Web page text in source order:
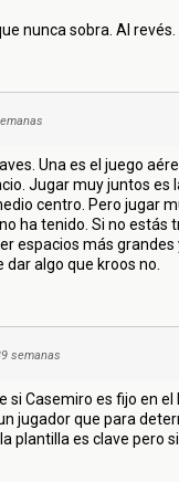
nunca sobra. Al
Una es el juego
Jugar muy juntos es
centro. Pero jugar
ha tenido. Si no estás
espacios más grandes
algo que kroos no.
semanas
si Casemiro es fijo en el
jugador que para
plantilla es clave pero si